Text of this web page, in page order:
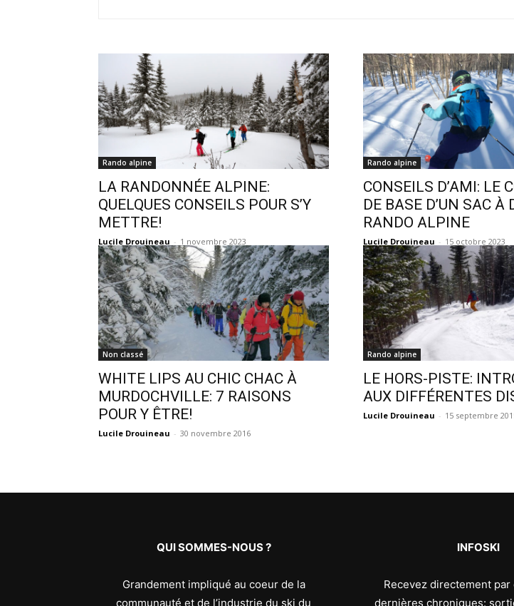
Rando alpine
LA RANDONNÉE ALPINE:
QUELQUES CONSEILS POUR S’Y
METTRE!
Lucile Drouineau - 1 novembre 2023
Rando alpine
CONSEILS D’AMI: LE
DE BASE D’UN SAC À
RANDO ALPINE
Lucile Drouineau - 15 octobre 2023
Non classé
WHITE LIPS AU CHIC CHAC À
MURDOCHVILLE: 7 RAISONS
POUR Y ÊTRE!
Lucile Drouineau - 30 novembre 2016
Rando alpine
LE HORS-PISTE:
AUX DIFFÉRENTES
Lucile Drouineau - 15 septembre
QUI SOMMES-NOUS ?
Grandement impliqué au coeur de la
communauté et de l’industrie du ski du
INFOSKI
Recevez directement
dernières chroniques: